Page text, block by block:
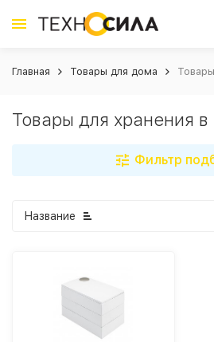
Главная Товары для дома
Товары для хранения в
Фильтр
Название